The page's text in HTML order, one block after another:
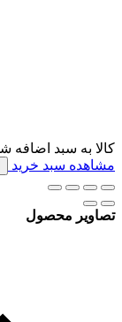
کالا به سبد اضافه
مشاهده سبد خرید
تصاویر محصول